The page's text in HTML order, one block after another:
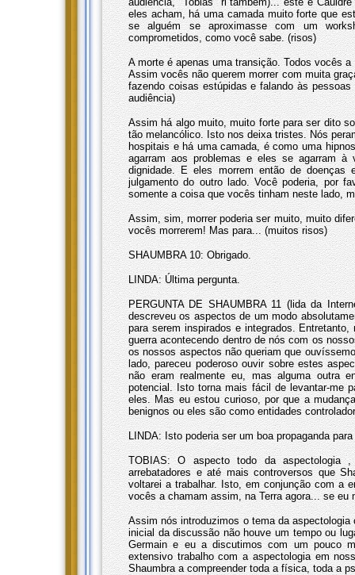
eles acham, há uma camada muito forte que
se alguém se aproximasse com um
comprometidos, como você sabe. (risos)
A morte é apenas uma transição. Todos vocês
Assim vocês não querem morrer com muita
fazendo coisas estúpidas e falando às
audiência)
Assim há algo muito, muito forte para ser dito
tão melancólico. Isto nos deixa tristes. Nós
hospitais e há uma camada, é como uma
agarram aos problemas e eles se agarram
dignidade. E eles morrem então de
julgamento do outro lado. Você poderia, por
somente a coisa que vocês tinham neste lado,
Assim, sim, morrer poderia ser muito, muito
vocês morrerem! Mas para... (muitos risos)
SHAUMBRA 10: Obrigado.
LINDA: Última pergunta.
PERGUNTA DE SHAUMBRA 11 (lida da
descreveu os aspectos de um modo
para serem inspirados e integrados.
guerra acontecendo dentro de nós com os
os nossos aspectos não queriam que
lado, pareceu poderoso ouvir sobre estes
não eram realmente eu, mas alguma outra
potencial. Isto torna mais fácil de levantar-me
eles. Mas eu estou curioso, por que a
benignos ou eles são como entidades
LINDA: Isto poderia ser um boa propaganda
TOBIAS: O aspecto todo da aspectologia
arrebatadores e até mais controversos que
voltarei a trabalhar. Isto, em conjunção com a
vocês a chamam assim, na Terra agora... se
Assim nós introduzimos o tema da
inicial da discussão não houve um tempo ou
Germain e eu a discutimos com um pouco
extensivo trabalho com a aspectologia em
Shaumbra a compreender toda a física, toda a